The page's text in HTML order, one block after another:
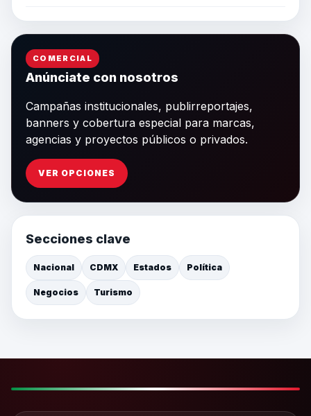
COMERCIAL
Anúnciate con nosotros
Campañas institucionales, publirreportajes,
banners y cobertura especial para marcas,
agencias y proyectos públicos o privados.
VER OPCIONES
Secciones clave
Nacional CDMX Estados Política
Negocios Turismo